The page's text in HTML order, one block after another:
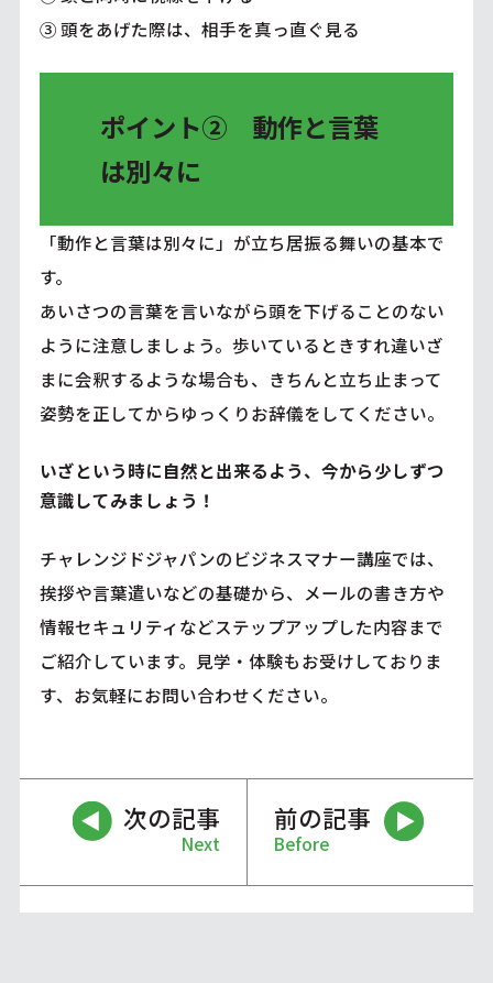
③ 頭をあげた際は、相手を真っ直ぐ見る
ポイント② 動作と言葉
は別々に
「動作と言葉は別々に」が立ち居振る舞いの基本で
す。
あいさつの言葉を言いながら頭を下げることのない
ように注意しましょう。歩いているときすれ違いざ
まに会釈するような場合も、きちんと立ち止まって
姿勢を正してからゆっくりお辞儀をしてください。
いざという時に自然と出来るよう、今から少しずつ
意識してみましょう！
チャレンジドジャパンのビジネスマナー講座では、
挨拶や言葉遣いなどの基礎から、メールの書き方や
情報セキュリティなどステップアップした内容まで
ご紹介しています。見学・体験もお受けしておりま
す、お気軽にお問い合わせください。
次の記事
Next
前の記事
Before